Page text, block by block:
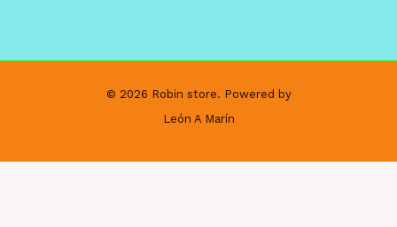
© 2026 Robin store. Powered by
León A Marín